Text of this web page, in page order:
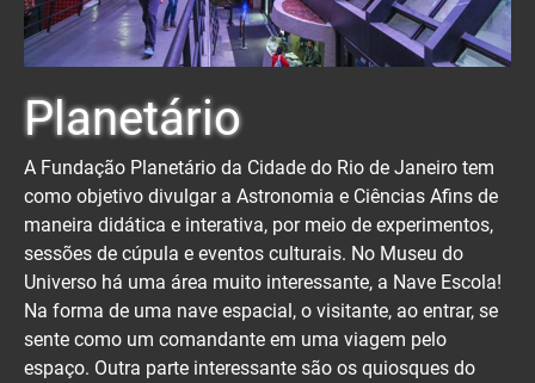
Planetário
A Fundação Planetário da Cidade do Rio de Janeiro tem
como objetivo divulgar a Astronomia e Ciências Afins de
maneira didática e interativa, por meio de experimentos,
sessões de cúpula e eventos culturais. No Museu do
Universo há uma área muito interessante, a Nave Escola!
Na forma de uma nave espacial, o visitante, ao entrar, se
sente como um comandante em uma viagem pelo
espaço. Outra parte interessante são os quiosques do